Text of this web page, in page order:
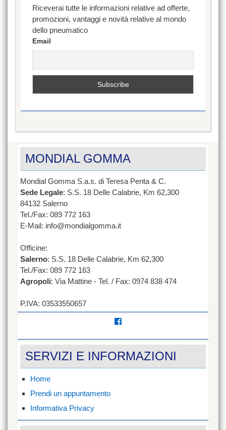
Riceverai tutte le informazioni relative ad offerte,
promozioni, vantaggi e novità relative al mondo
dello pneumatico
Email
MONDIAL GOMMA
Mondial Gomma S.a.s. di Teresa Penta & C.
Sede Legale: S.S. 18 Delle Calabrie, Km 62,300
84132 Salerno
Tel./Fax: 089 772 163
E-Mail: info@mondialgomma.it
Officine:
Salerno: S.S. 18 Delle Calabrie, Km 62,300
Tel./Fax: 089 772 163
Agropoli: Via Mattine - Tel. / Fax: 0974 838 474
P.IVA: 03533550657
di
mondial.gomma/?
ref=hl
su
SERVIZI E INFORMAZIONI
Home
Prendi un appuntamento
Informativa Privacy